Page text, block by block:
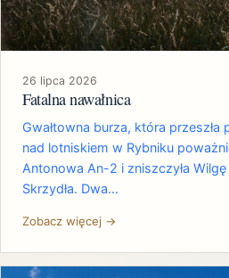
26 lipca 2026
Fatalna nawałnica
Gwałtowna burza, która
nad lotniskiem w Rybniku
Antonowa An-2 i zniszczyła Wilgę
Skrzydła. Dwa…
Zobacz więcej →